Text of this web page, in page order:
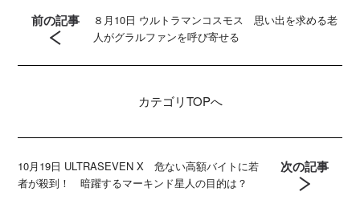
前の記事
８月10日 ウルトラマンコスモス 思い出を求める老
人がグラルファンを呼び寄せる
カテゴリTOPへ
10月19日 ULTRASEVEN X 危ない高額バイトに若
者が殺到！ 暗躍するマーキンド星人の目的は？
次の記事